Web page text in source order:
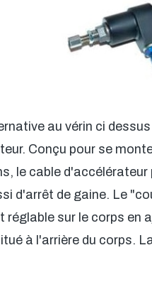
au vérin ci
Conçu pour se
le cable
d'arrêt de gaine. Le
réglable sur le corps
à l'arrière du corps.